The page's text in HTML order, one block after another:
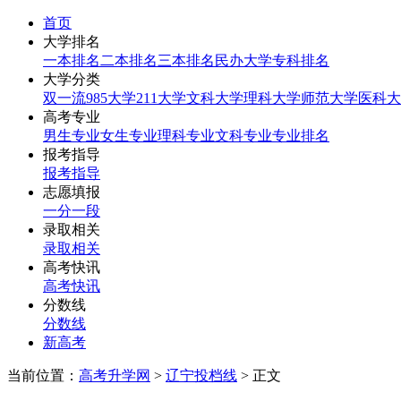
首页
大学排名
一本排名 二本排名三本排名 民办大学专科排名
大学分类
双一流985大学211大学文科大学理科大学师范大学医科
高考专业
男生专业女生专业理科专业文科专业专业排名
报考指导
报考指导
志愿填报
一分一段
录取相关
录取相关
高考快讯
高考快讯
分数线
分数线
新高考
当前位置： 高考升学网 > 辽宁投档线 > 正文